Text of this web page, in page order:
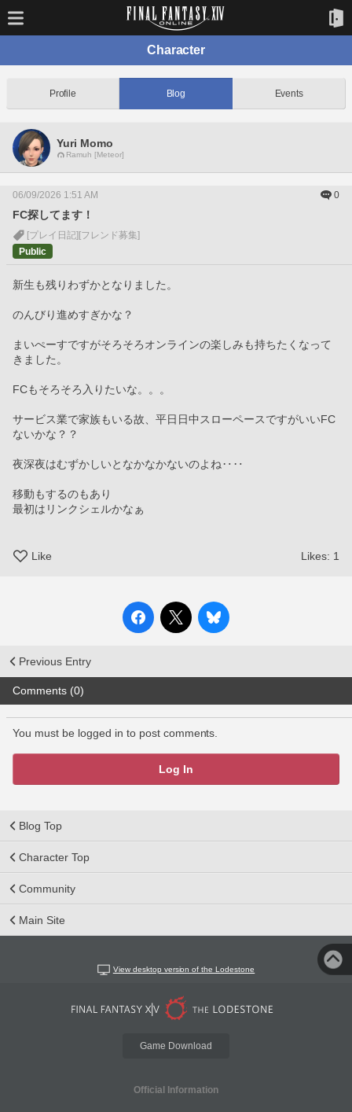
Character
Profile Blog Events
Yuri Momo
Ramuh [Meteor]
06/09/2026 1:51 AM 0
FC探してます！
[プレイ日記] [フレンド募集]
Public
新生も残りわずかとなりました。
のんびり進めすぎかな？
まいぺーすですがそろそろオンラインの楽しみも持ちたくなって
きました。
FCもそろそろ入りたいな。。。
サービス業で家族もいる故、平日日中スローペースですがいいFC
ないかな？？
夜深夜はむずかしいとなかなかないのよね‥‥
移動もするのもあり
最初はリンクシェルかなぁ
Like Likes: 1
Previous Entry
Comments (0)
You must be logged in to post comments.
Log In
Blog Top
Character Top
Community
Main Site
View desktop version of the Lodestone
Game Download
Official Information